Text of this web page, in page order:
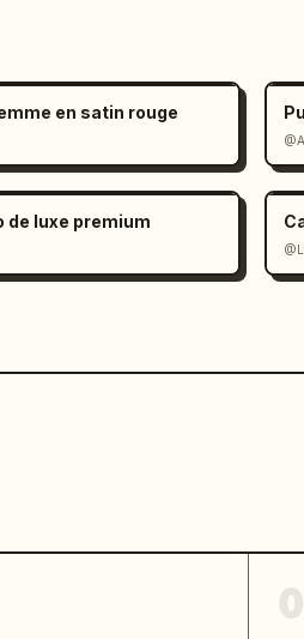
en satin rouge
luxe premium